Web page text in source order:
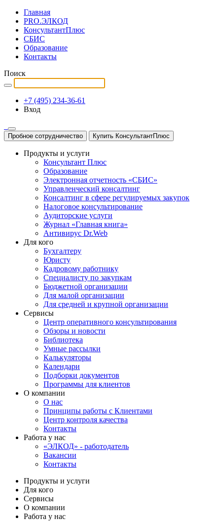
Главная
PRO.ЭЛКОД
КонсультантПлюс
СБИС
Образование
Контакты
Поиск
+7 (495) 234-36-61
Вход
Пробное сотрудничество Купить КонсультантПлюс
Продукты и услуги
Консультант Плюс
Образование
Электронная отчетность «СБИС»
Управленческий консалтинг
Консалтинг в сфере регулируемых закупок
Налоговое консультирование
Аудиторские услуги
Журнал «Главная книга»
Антивирус Dr.Web
Для кого
Бухгалтеру
Юристу
Кадровому работнику
Специалисту по закупкам
Бюджетной организации
Для малой организации
Для средней и крупной организации
Сервисы
Центр оперативного консультирования
Обзоры и новости
Библиотека
Умные рассылки
Калькуляторы
Календари
Подборки документов
Программы для клиентов
О компании
О нас
Принципы работы с Клиентами
Центр контроля качества
Контакты
Работа у нас
«ЭЛКОД» - работодатель
Вакансии
Контакты
Продукты и услуги
Для кого
Сервисы
О компании
Работа у нас